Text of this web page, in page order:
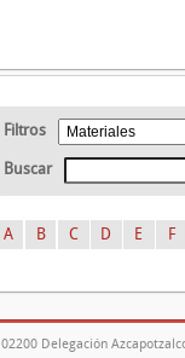
Filtros
Buscar
A B C D E F
Delegación